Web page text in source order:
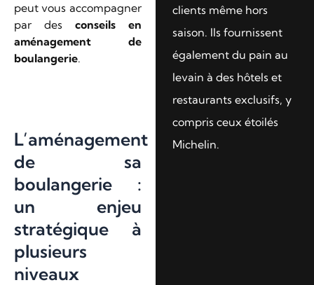
peut vous accompagner
par des conseils en
aménagement de
boulangerie.
L’aménagement
de sa
boulangerie :
un enjeu
stratégique à
plusieurs
niveaux
clients même hors
saison. Ils fournissent
également du pain au
levain à des hôtels et
restaurants exclusifs, y
compris ceux étoilés
Michelin.